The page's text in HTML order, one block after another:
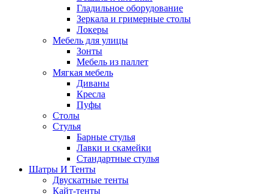
Гладильное оборудование
Зеркала и гримерные столы
Локеры
Мебель для улицы
Зонты
Мебель из паллет
Мягкая мебель
Диваны
Кресла
Пуфы
Столы
Стулья
Барные стулья
Лавки и скамейки
Стандартные стулья
Шатры И Тенты
Двускатные тенты
Кайт-тенты